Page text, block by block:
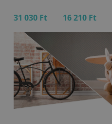
31 030 Ft 16 210 Ft